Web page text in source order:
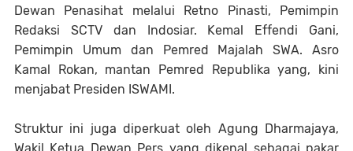
Dewan Penasihat melalui Retno Pinasti, Pemimpin
Redaksi SCTV dan Indosiar. Kemal Effendi Gani,
Pemimpin Umum dan Pemred Majalah SWA. Asro
Kamal Rokan, mantan Pemred Republika yang, kini
menjabat Presiden ISWAMI.
Struktur ini juga diperkuat oleh Agung Dharmajaya,